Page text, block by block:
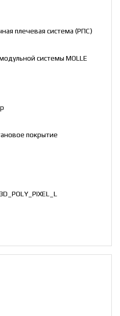
плечевая система (РПС)
системы MOLLE
покрытие